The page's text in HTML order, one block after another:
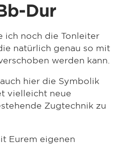
Dur
ich noch die Tonleiter
natürlich genau so mit
werden kann.
hier die Symbolik
vielleicht neue
Zugtechnik zu
Eurem eigenen